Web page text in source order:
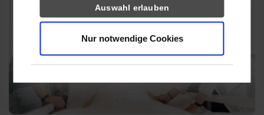
Auswahl erlauben
Nur notwendige Cookies